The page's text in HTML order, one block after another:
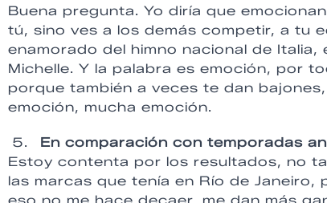
Buena pregunta. Yo diría que
tú, sino ves a los demás competir, a tu
enamorado del himno nacional de
Michelle. Y la palabra es emoción, por
porque también a veces te dan
emoción, mucha emoción.
En comparación con temporadas
Estoy contenta por los resultados, no
las marcas que tenía en Río de